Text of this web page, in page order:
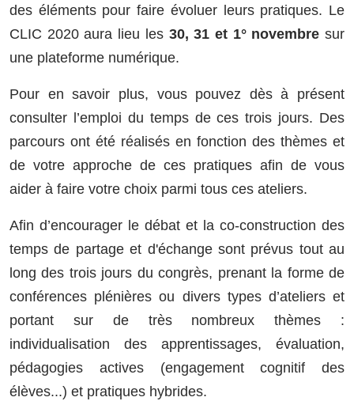
des éléments pour faire évoluer leurs pratiques. Le
CLIC 2020 aura lieu les 30, 31 et 1° novembre sur
une plateforme numérique.
Pour en savoir plus, vous pouvez dès à présent
consulter l’emploi du temps de ces trois jours. Des
parcours ont été réalisés en fonction des thèmes et
de votre approche de ces pratiques afin de vous
aider à faire votre choix parmi tous ces ateliers.
Afin d’encourager le débat et la co-construction des
temps de partage et d'échange sont prévus tout au
long des trois jours du congrès, prenant la forme de
conférences plénières ou divers types d’ateliers et
portant sur de très nombreux thèmes :
individualisation des apprentissages, évaluation,
pédagogies actives (engagement cognitif des
élèves...) et pratiques hybrides.